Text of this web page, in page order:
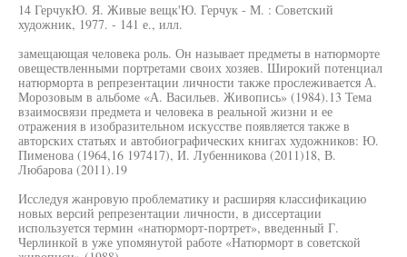
14 ГерчукЮ. Я. Живые вещк'Ю. Герчук - М. : Советский
художник, 1977. - 141 е., илл.
замещающая человека роль. Он называет предметы в натюрморте
овеществленными портретами своих хозяев. Широкий потенциал
натюрморта в репрезентации личности также прослеживается А.
Морозовым в альбоме «А. Васильев. Живопись» (1984).13 Тема
взаимосвязи предмета и человека в реальной жизни и ее
отражения в изобразительном искусстве появляется также в
авторских статьях и автобиографических книгах художников: Ю.
Пименова (1964,16 197417), И. Лубенникова (2011)18, В.
Любарова (2011).19
Исследуя жанровую проблематику и расширяя классификацию
новых версий репрезентации личности, в диссертации
используется термин «натюрморт-портрет», введенный Г.
Черлинкой в уже упомянутой работе «Натюрморт в советской